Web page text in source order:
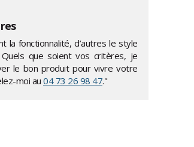
la fonctionnalité, d’autres le style
que soient vos critères, je
le bon produit pour vivre votre
moi au 04 73 26 98 47."